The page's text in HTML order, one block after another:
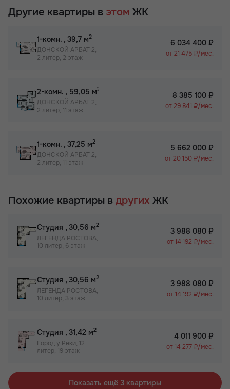
Другие квартиры в этом ЖК
1-комн. , 39,7 м2
ДОНСКОЙ АРБАТ 2,
2 литер, 2 этаж
6 034 400 ₽
от 21 475 ₽/мес.
2-комн. , 59,05 м2
ДОНСКОЙ АРБАТ 2,
2 литер, 11 этаж
8 385 100 ₽
от 29 841 ₽/мес.
1-комн. , 37,25 м2
ДОНСКОЙ АРБАТ 2,
2 литер, 11 этаж
5 662 000 ₽
от 20 150 ₽/мес.
Похожие квартиры в других ЖК
Студия , 30,56 м2
ЛЕГЕНДА РОСТОВА,
10 литер, 6 этаж
3 988 080 ₽
от 14 192 ₽/мес.
Студия , 30,56 м2
ЛЕГЕНДА РОСТОВА,
10 литер, 3 этаж
3 988 080 ₽
от 14 192 ₽/мес.
Студия , 31,42 м2
Город у Реки, 12
литер, 19 этаж
4 011 900 ₽
от 14 277 ₽/мес.
Показать ещё 3 квартиры